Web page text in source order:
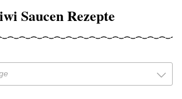
Saucen Rezepte